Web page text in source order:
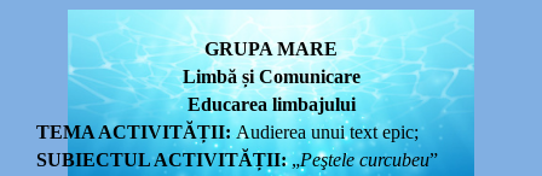
GRUPA MARE
Limbă și Comunicare
Educarea limbajului
TEMA ACTIVITĂȚII:Audierea unui text epic;
SUBIECTUL ACTIVITĂȚII:„Peştele curcubeu”